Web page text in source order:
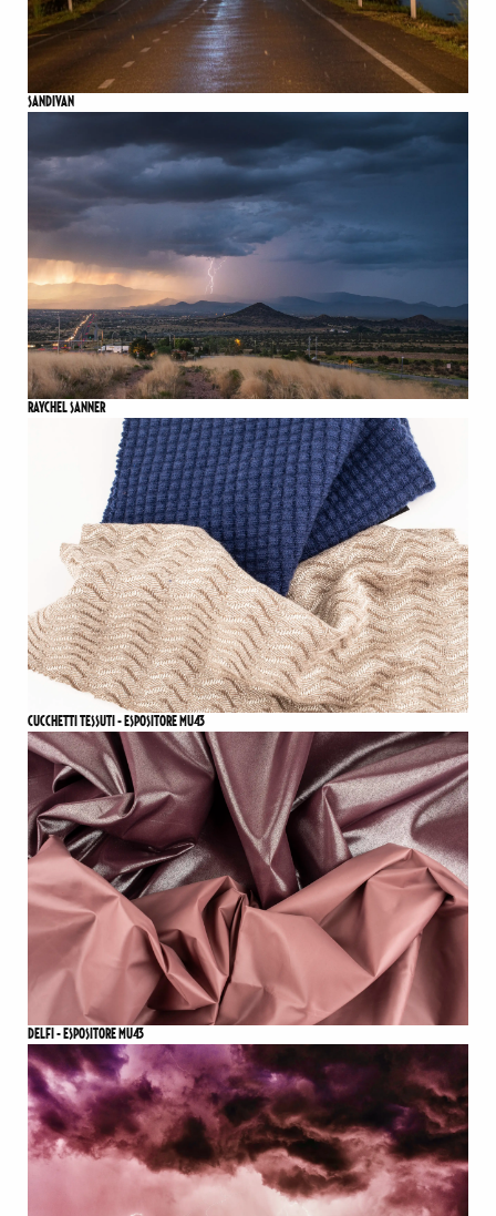
SANDIVAN
RAYCHEL SANNER
CUCCHETTI TESSUTI - ESPOSITORE MU43
DELFI - ESPOSITORE MU43